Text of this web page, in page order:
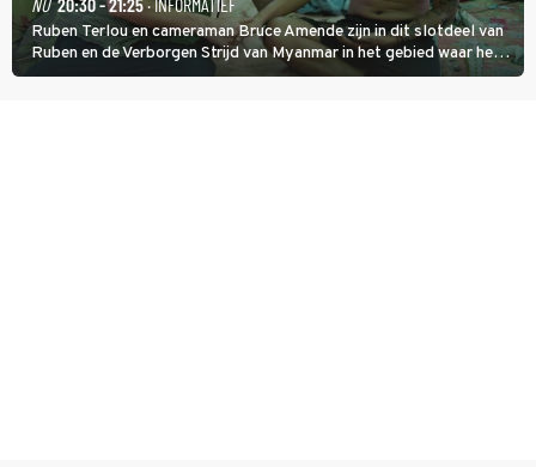
Ruben Terlou en cameraman Bruce Amende zijn in dit slotdeel van
Ruben en de Verborgen Strijd van Myanmar in het gebied waar het
KNDF-rebellenleger de scepter zwaait. De rebellenleider zet zich